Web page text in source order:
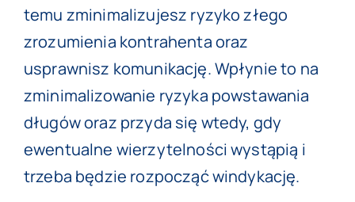
temu zminimalizujesz ryzyko złego
zrozumienia kontrahenta oraz
usprawnisz komunikację. Wpłynie to na
zminimalizowanie ryzyka powstawania
długów oraz przyda się wtedy, gdy
ewentualne wierzytelności wystąpią i
trzeba będzie rozpocząć windykację.